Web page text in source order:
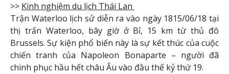
>> Kinh nghiệm du lịch Thái Lan
Trận Waterloo lịch sử diễn ra vào ngày 1815/06/18 tại
thị trấn Waterloo, bây giờ ở Bỉ, 15 km từ thủ đô
Brussels. Sự kiện phổ biến này là sự kết thúc của cuộc
chiến tranh của Napoleon Bonaparte – người đã
chinh phục hầu hết châu Âu vào đầu thế kỷ thứ 19.